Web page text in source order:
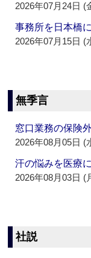
2026年07月24日 (
事務所を日本橋
2026年07月15日 (
無季言
窓口業務の保険
2026年08月05日 (
汗の悩みを医療
2026年08月03日 (
社説